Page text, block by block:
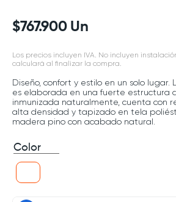
$767.900 Un
Los precios incluyen IVA. No incluyen
calculará al finalizar la compra.
Diseño, confort y estilo en un solo lugar.
es elaborada en una fuerte estructura
inmunizada naturalmente, cuenta con
alta densidad y tapizado en tela
madera pino con acabado natural.
Color